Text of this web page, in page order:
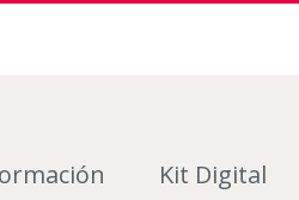
Kit Digital